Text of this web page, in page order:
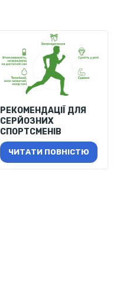
РЕКОМЕНДАЦІЇ ДЛЯ
СЕРЙОЗНИХ
СПОРТСМЕНІВ
ЧИТАТИ ПОВНІСТЮ